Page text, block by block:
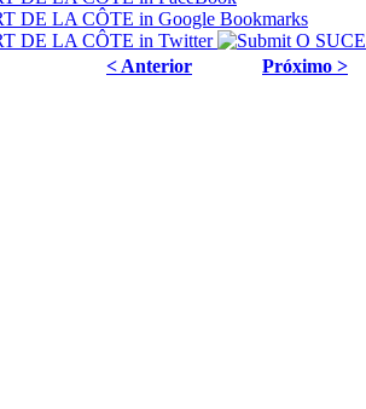
< Anterior Próximo >